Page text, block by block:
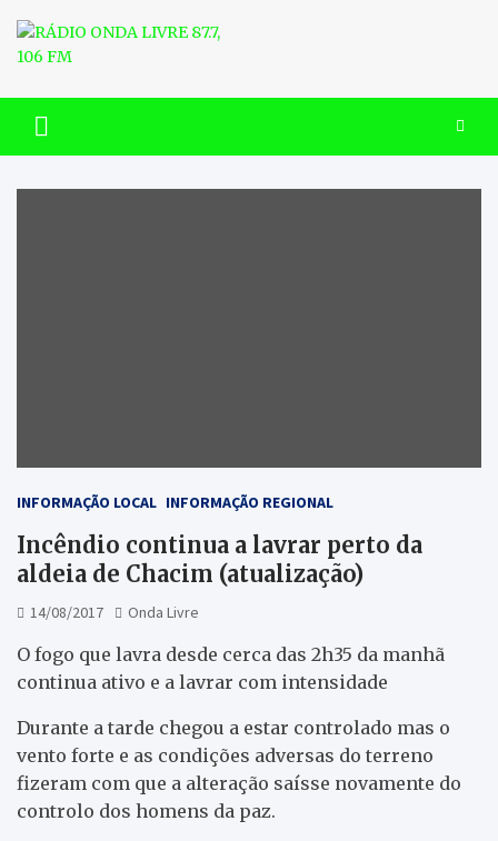
content
RÁDIO ONDA LIVRE 87.7, 106
FM
INFORMAÇÃO LOCAL INFORMAÇÃO REGIONAL
Incêndio continua a lavrar perto da
aldeia de Chacim (atualização)
14/08/2017 Onda Livre
O fogo que lavra desde cerca das 2h35 da manhã
continua ativo e a lavrar com intensidade
Durante a tarde chegou a estar controlado mas o
vento forte e as condições adversas do terreno
fizeram com que a alteração saísse novamente do
controlo dos homens da paz.